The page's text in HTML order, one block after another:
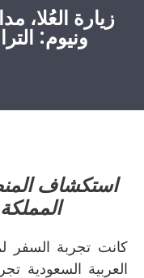
زيارة العُلا،
ونيوم:
استكشاف
كانت تجربة السفر
العربية السعودية